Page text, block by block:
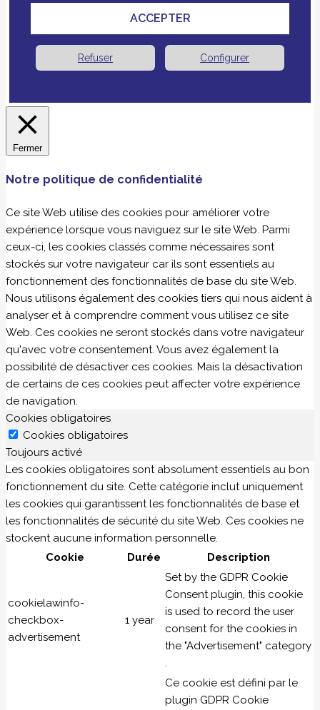
ACCEPTER
Refuser Configurer
Fermer
Notre politique de confidentialité
Ce site Web utilise des cookies pour améliorer votre
expérience lorsque vous naviguez sur le site Web. Parmi
ceux-ci, les cookies classés comme nécessaires sont
stockés sur votre navigateur car ils sont essentiels au
fonctionnement des fonctionnalités de base du site Web.
Nous utilisons également des cookies tiers qui nous aident à
analyser et à comprendre comment vous utilisez ce site
Web. Ces cookies ne seront stockés dans votre navigateur
qu'avec votre consentement. Vous avez également la
possibilité de désactiver ces cookies. Mais la désactivation
de certains de ces cookies peut affecter votre expérience
de navigation.
Cookies obligatoires
Cookies obligatoires
Toujours activé
Les cookies obligatoires sont absolument essentiels au bon
fonctionnement du site. Cette catégorie inclut uniquement
les cookies qui garantissent les fonctionnalités de base et
les fonctionnalités de sécurité du site Web. Ces cookies ne
stockent aucune information personnelle.
Cookie
Durée Description
cookielawinfo-
checkbox-
advertisement
1 year
Set by the GDPR Cookie
Consent plugin, this cookie
is used to record the user
consent for the cookies in
the "Advertisement" category
.
Ce cookie est défini par le
plugin GDPR Cookie